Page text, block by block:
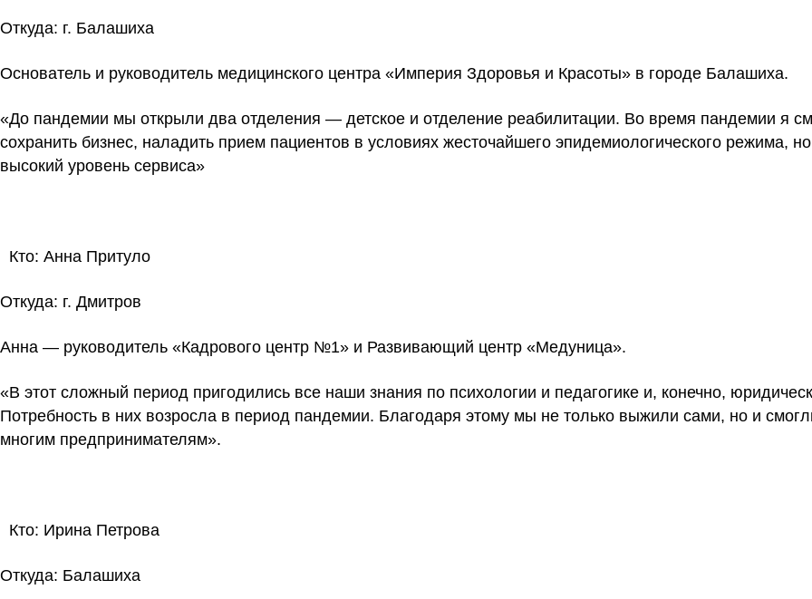
Откуда: г. Балашиха
Основатель и руководитель медицинского центра «Империя Здоровья и Красоты» в городе Балашиха.
«До пандемии мы открыли два отделения — детское и отделение реабилитации. Во время пандемии я
сохранить бизнес, наладить прием пациентов в условиях жесточайшего эпидемиологического режима,
высокий уровень сервиса»
Кто: Анна Притуло
Откуда: г. Дмитров
Анна — руководитель «Кадрового центр №1» и Развивающий центр «Медуница».
«В этот сложный период пригодились все наши знания по психологии и педагогике и, конечно,
Потребность в них возросла в период пандемии. Благодаря этому мы не только выжили сами, но и
многим предпринимателям».
Кто: Ирина Петрова
Откуда: Балашиха